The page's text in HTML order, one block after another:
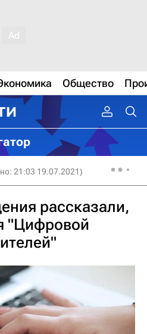
Общество
21:03 19.07.2021)
рассказали,
"Цифровой